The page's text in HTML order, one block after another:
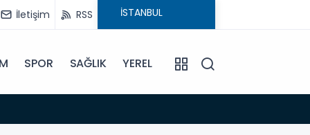
İletişim RSS
SPOR SAĞLIK YEREL